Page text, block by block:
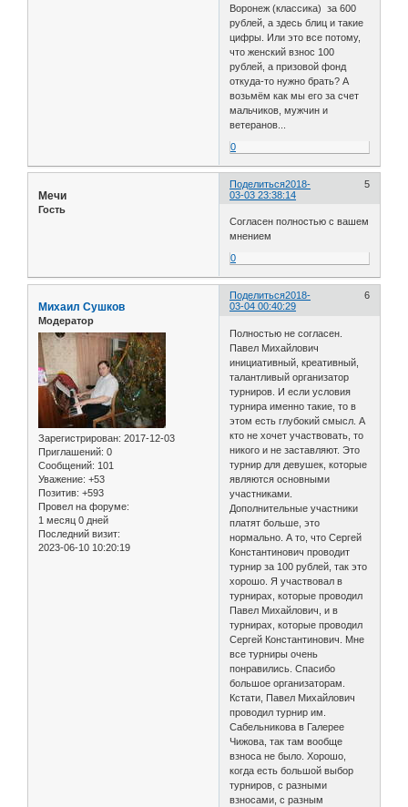
Воронеж (классика) за 600
рублей, а здесь блиц и такие
цифры. Или это все потому,
что женский взнос 100
рублей, а призовой фонд
откуда-то нужно брать? А
возьмём как мы его за счет
мальчиков, мужчин и
ветеранов...
0
Поделиться 5
2018-
03-03 23:38:14
Мечи
Гость
Согласен полностью с вашем
мнением
0
Поделиться 6
2018-
03-04 00:40:29
Михаил Сушков
Модератор
Зарегистрирован: 2017-12-03
Приглашений: 0
Сообщений: 101
Уважение: +53
Позитив: +593
Провел на форуме:
1 месяц 0 дней
Последний визит:
2023-06-10 10:20:19
Полностью не согласен.
Павел Михайлович
инициативный, креативный,
талантливый организатор
турниров. И если условия
турнира именно такие, то в
этом есть глубокий смысл. А
кто не хочет участвовать, то
никого и не заставляют. Это
турнир для девушек, которые
являются основными
участниками.
Дополнительные участники
платят больше, это
нормально. А то, что Сергей
Константинович проводит
турнир за 100 рублей, так это
хорошо. Я участвовал в
турнирах, которые проводил
Павел Михайлович, и в
турнирах, которые проводил
Сергей Константинович. Мне
все турниры очень
понравились. Спасибо
большое организаторам.
Кстати, Павел Михайлович
проводил турнир им.
Сабельникова в Галерее
Чижова, так там вообще
взноса не было. Хорошо,
когда есть большой выбор
турниров, с разными
взносами, с разным